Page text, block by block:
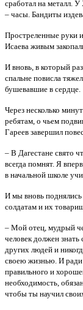
сработал на металл.
– часы. Бандиты
Простреленные руки
Исаева живым
И вновь, в который
спальне повисла
бушевавшие в сердце.
Через несколько
ребятам, о чьем
Гареев завершил
– В Дагестане свято
всегда помнят. Я
в начальной школе
И мы вновь поднялись
солдатам и их
– Мой отец, мудрый
человек должен
других людей и
своею жизнью. И ради
правильного и
необходимость,
чтобы ты научил